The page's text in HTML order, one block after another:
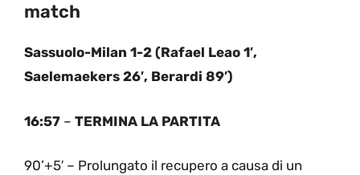
match
Sassuolo-Milan 1-2 (Rafael Leao 1′,
Saelemaekers 26′, Berardi 89′)
16:57 – TERMINA LA PARTITA
90’+5′ – Prolungato il recupero a causa di un